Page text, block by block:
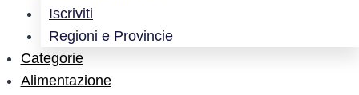
Iscriviti
Regioni e Provincie
Categorie
Alimentazione